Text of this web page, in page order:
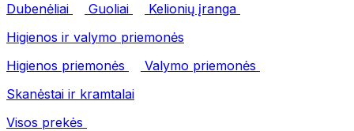
Dubenėliai
Guoliai
Kelionių įranga
Higienos ir valymo priemonės
Higienos priemonės
Valymo priemonės
Skanėstai ir kramtalai
Visos prekės